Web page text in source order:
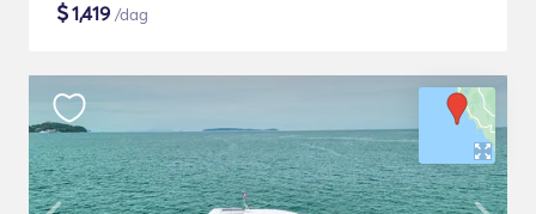
$1,419 /dag